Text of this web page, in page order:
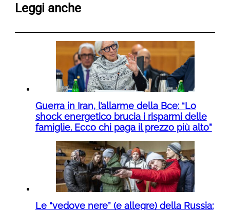
Leggi anche
Guerra in Iran, l’allarme della Bce: “Lo
shock energetico brucia i risparmi delle
famiglie. Ecco chi paga il prezzo più alto”
Le “vedove nere” (e allegre) della Russia: